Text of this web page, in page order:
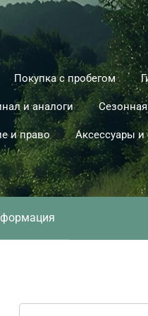
Покупка с пробегом
и аналоги
и право Аксессуары и